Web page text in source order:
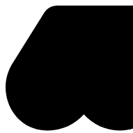
contenido